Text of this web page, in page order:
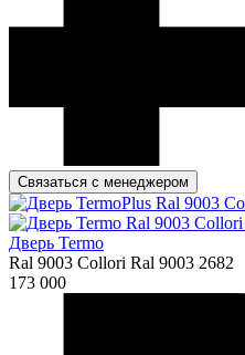
Связаться с менеджером
Дверь Termo
Ral 9003 Collori Ral 9003 2682
173 000